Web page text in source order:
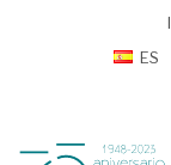
ES